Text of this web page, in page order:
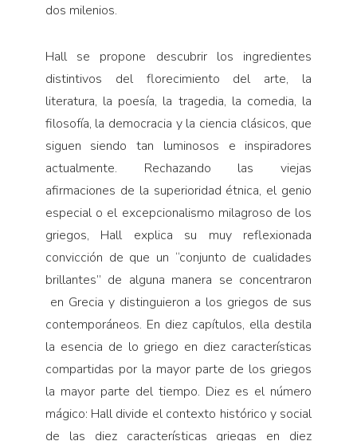
dos milenios.
Hall se propone descubrir los ingredientes
distintivos del florecimiento del arte, la
literatura, la poesía, la tragedia, la comedia, la
filosofía, la democracia y la ciencia clásicos, que
siguen siendo tan luminosos e inspiradores
actualmente. Rechazando las viejas
afirmaciones de la superioridad étnica, el genio
especial o el excepcionalismo milagroso de los
griegos, Hall explica su muy reflexionada
convicción de que un “conjunto de cualidades
brillantes” de alguna manera se concentraron
en Grecia y distinguieron a los griegos de sus
contemporáneos. En diez capítulos, ella destila
la esencia de lo griego en diez características
compartidas por la mayor parte de los griegos
la mayor parte del tiempo. Diez es el número
mágico: Hall divide el contexto histórico y social
de las diez características griegas en diez